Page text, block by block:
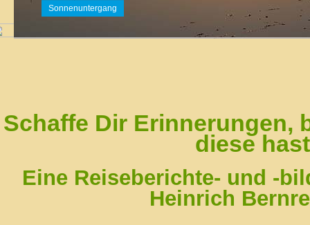
Sonnenuntergang
Schaffe Dir Erinnerungen,
diese
Eine Reiseberichte- und -
Heinrich